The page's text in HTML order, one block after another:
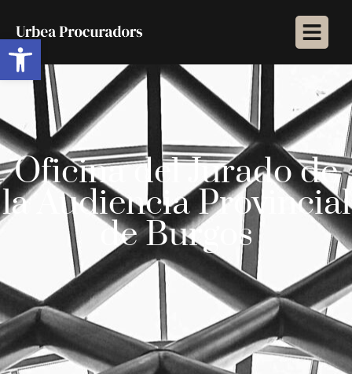
Abrir barra de herramientas
Oficina del Jurado de
la Audiencia Provincial
de Burgos